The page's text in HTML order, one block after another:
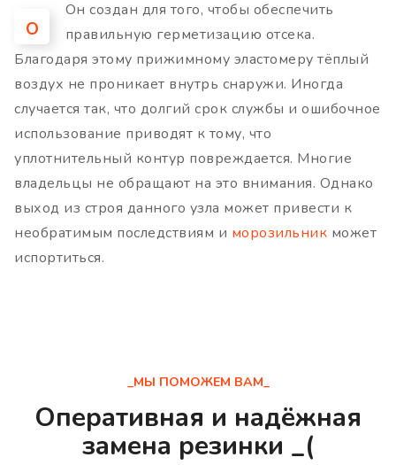
О
Он создан для того, чтобы обеспечить
правильную герметизацию отсека.
Благодаря этому прижимному эластомеру тёплый
воздух не проникает внутрь снаружи. Иногда
случается так, что долгий срок службы и ошибочное
использование приводят к тому, что
уплотнительный контур повреждается. Многие
владельцы не обращают на это внимания. Однако
выход из строя данного узла может привести к
необратимым последствиям и морозильник может
испортиться.
_МЫ ПОМОЖЕМ ВАМ_
Оперативная и надёжная
замена резинки _(